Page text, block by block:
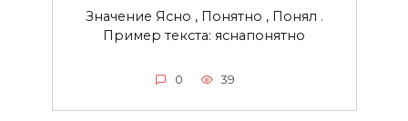
Значение Ясно , Понятно , Понял .
Пример текста: яснапонятно
0 39